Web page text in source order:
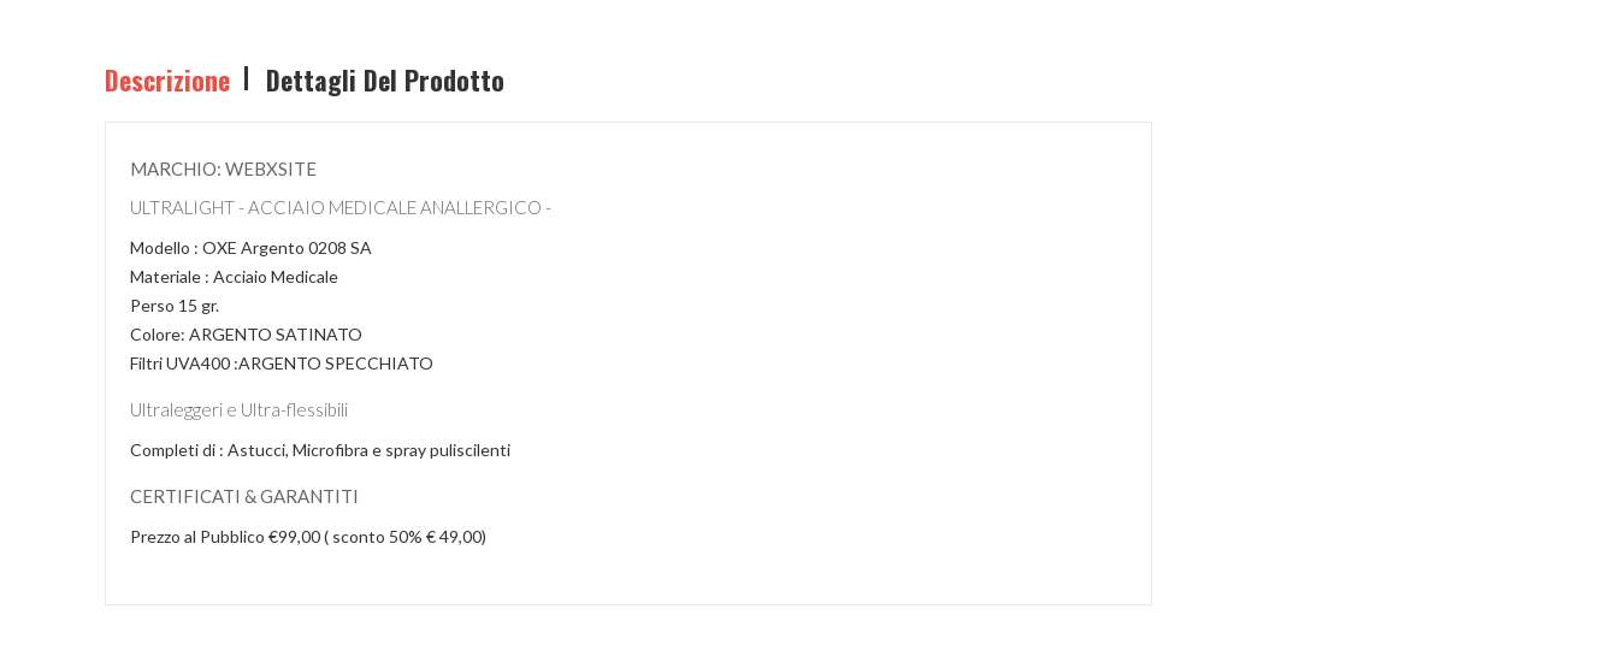
Descrizione Dettagli Del Prodotto
MARCHIO: WEBXSITE
ULTRALIGHT - ACCIAIO MEDICALE ANALLERGICO -
Modello : OXE Argento 0208 SA
Materiale : Acciaio Medicale
Perso 15 gr.
Colore: ARGENTO SATINATO
Filtri UVA400 :ARGENTO SPECCHIATO
Ultraleggeri e Ultra-flessibili
Completi di : Astucci, Microfibra e spray puliscilenti
CERTIFICATI & GARANTITI
Prezzo al Pubblico €99,00 ( sconto 50% € 49,00)